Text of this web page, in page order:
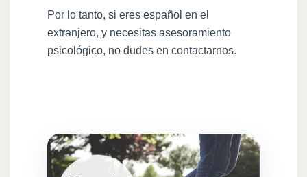
Por lo tanto, si eres español en el
extranjero, y necesitas asesoramiento
psicológico, no dudes en contactarnos.